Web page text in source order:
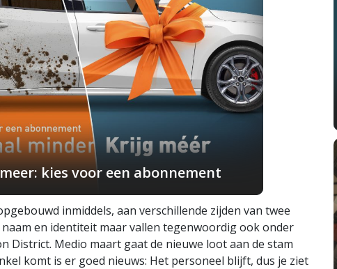
kies voor een abonnement
inmiddels, aan verschillende zijden van twee
en identiteit maar vallen tegenwoordig ook onder
District. Medio maart gaat de nieuwe loot aan de stam
komt is er goed nieuws: Het personeel blijft, dus je ziet